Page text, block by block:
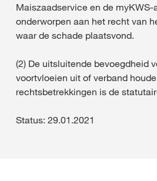
Maiszaadservice en de myKWS-
onderworpen aan het recht van
waar de schade plaatsvond.
(2) De uitsluitende bevoegdheid
voortvloeien uit of verband
rechtsbetrekkingen is de
Status: 29.01.2021